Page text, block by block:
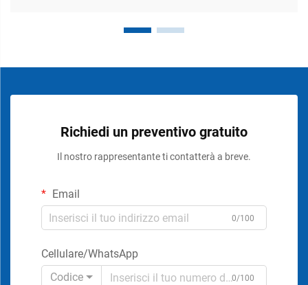
Richiedi un preventivo gratuito
Il nostro rappresentante ti contatterà a breve.
Email
0/100
Cellulare/WhatsApp
Codice
0/100